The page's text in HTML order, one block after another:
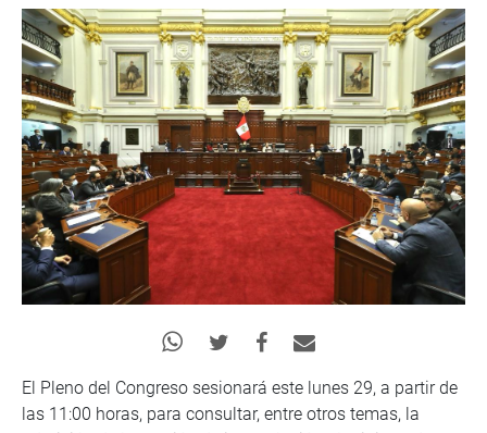
El Pleno del Congreso sesionará este lunes 29, a partir de
las 11:00 horas, para consultar, entre otros temas, la